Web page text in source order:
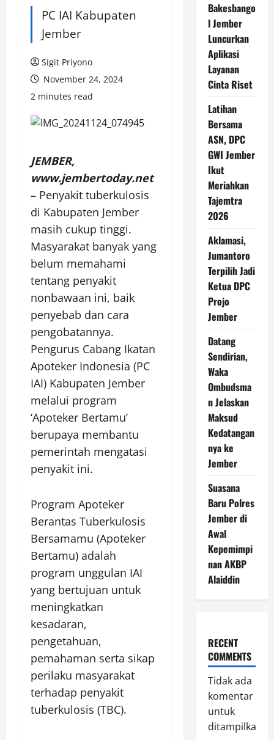
PC IAI Kabupaten
Jember
Sigit Priyono
November 24, 2024
2 minutes read
JEMBER,
www.jembertoday.net
– Penyakit tuberkulosis
di Kabupaten Jember
masih cukup tinggi.
Masyarakat banyak yang
belum memahami
tentang penyakit
nonbawaan ini, baik
penyebab dan cara
pengobatannya.
Pengurus Cabang Ikatan
Apoteker Indonesia (PC
IAI) Kabupaten Jember
melalui program
‘Apoteker Bertamu’
berupaya membantu
pemerintah mengatasi
penyakit ini.
Program Apoteker
Berantas Tuberkulosis
Bersamamu (Apoteker
Bertamu) adalah
program unggulan IAI
yang bertujuan untuk
meningkatkan
kesadaran,
pengetahuan,
pemahaman serta sikap
perilaku masyarakat
terhadap penyakit
tuberkulosis (TBC).
Bakesbango
l Jember
Luncurkan
Aplikasi
Layanan
Cinta Riset
Latihan
Bersama
ASN, DPC
GWI Jember
Ikut
Meriahkan
Tajemtra
2026
Aklamasi,
Jumantoro
Terpilih Jadi
Ketua DPC
Projo
Jember
Datang
Sendirian,
Waka
Ombudsma
n Jelaskan
Maksud
Kedatangan
nya ke
Jember
Suasana
Baru Polres
Jember di
Awal
Kepemimpi
nan AKBP
Alaiddin
RECENT
COMMENTS
Tidak ada
komentar
untuk
ditampilkan.